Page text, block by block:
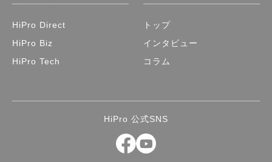
HiPro 公式SNS
HiPro Direct
HiPro Biz
HiPro Tech
トップ
インタビュー
コラム